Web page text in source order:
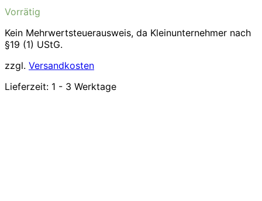
Vorrätig
Kein Mehrwertsteuerausweis, da Kleinunternehmer nach
§19 (1) UStG.
zzgl. Versandkosten
Lieferzeit: 1 - 3 Werktage